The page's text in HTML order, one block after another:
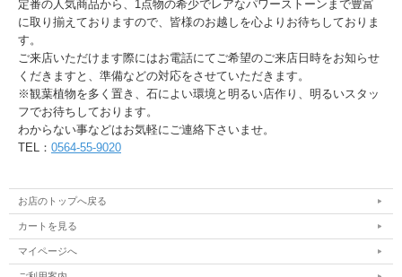
定番の人気商品から、1点物の希少でレアなパワーストーンまで豊富
に取り揃えておりますので、皆様のお越しを心よりお待ちしておりま
す。
ご来店いただけます際にはお電話にてご希望のご来店日時をお知らせ
くだきますと、準備などの対応をさせていただきます。
※観葉植物を多く置き、石によい環境と明るい店作り、明るいスタッ
フでお待ちしております。
わからない事などはお気軽にご連絡下さいませ。
TEL： 0564-55-9020
お店のトップへ戻る
カートを見る
マイページへ